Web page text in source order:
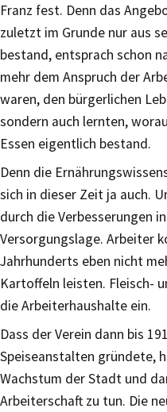
Franz fest. Denn das
zuletzt im Grunde nur aus
bestand, entsprach schon
mehr dem Anspruch der
waren, den bürgerlichen
sondern auch lernten,
Essen eigentlich bestand.
Denn die
sich in dieser Zeit ja auch.
durch die Verbesserungen
Versorgungslage. Arbeiter
Jahrhunderts eben nicht
Kartoffeln leisten. Fleisch-
die Arbeiterhaushalte ein.
Dass der Verein dann bis
Speiseanstalten gründete,
Wachstum der Stadt und
Arbeiterschaft zu tun. Die